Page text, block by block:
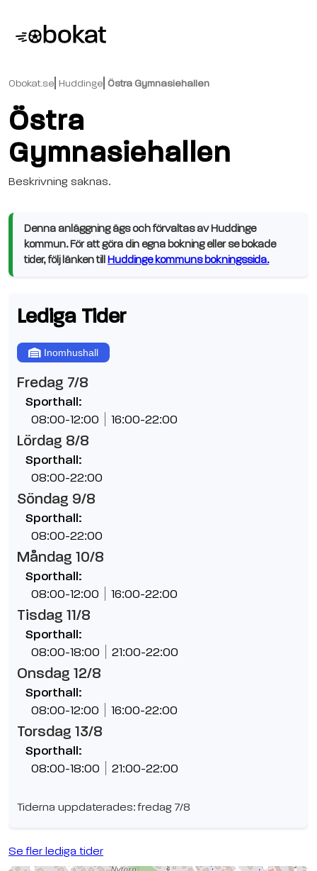
Obokat.se Huddinge Östra Gymnasiehallen
Östra
Gymnasiehallen
Beskrivning saknas.
Denna anläggning ägs och förvaltas av Huddinge
kommun. För att göra din egna bokning eller se bokade
tider, följ länken till Huddinge kommuns bokningssida.
Lediga Tider
Inomhushall
Fredag 7/8
Sporthall:
08:00-12:00 16:00-22:00
Lördag 8/8
Sporthall:
08:00-22:00
Söndag 9/8
Sporthall:
08:00-22:00
Måndag 10/8
Sporthall:
08:00-12:00 16:00-22:00
Tisdag 11/8
Sporthall:
08:00-18:00 21:00-22:00
Onsdag 12/8
Sporthall:
08:00-12:00 16:00-22:00
Torsdag 13/8
Sporthall:
08:00-18:00 21:00-22:00
Tiderna uppdaterades: fredag 7/8
Se fler lediga tider